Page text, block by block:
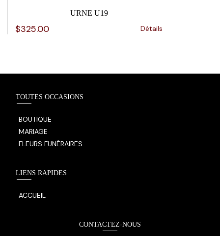
URNE U19
$325.00 Détails
TOUTES OCCASIONS
BOUTIQUE
MARIAGE
FLEURS FUNÉRAIRES
LIENS RAPIDES
ACCUEIL
CONTACTEZ-NOUS